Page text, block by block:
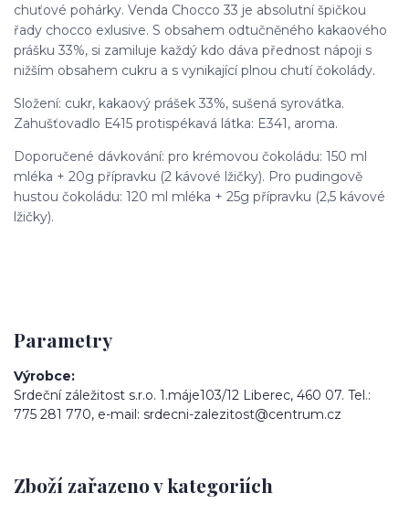
chuťové pohárky. Venda Chocco 33 je absolutní špičkou
řady chocco exlusive. S obsahem odtučněného kakaového
prášku 33%, si zamiluje každý kdo dáva přednost nápoji s
nižším obsahem cukru a s vynikající plnou chutí čokolády.
Složení: cukr, kakaový prášek 33%, sušená syrovátka.
Zahušťovadlo E415 protispékavá látka: E341, aroma.
Doporučené dávkování: pro krémovou čokoládu: 150 ml
mléka + 20g přípravku (2 kávové lžičky). Pro pudingově
hustou čokoládu: 120 ml mléka + 25g přípravku (2,5 kávové
lžičky).
Parametry
Výrobce
Srdeční záležitost s.r.o. 1.máje103/12 Liberec, 460 07. Tel.:
775 281 770, e-mail: srdecni-zalezitost@centrum.cz
Zboží zařazeno v kategoriích